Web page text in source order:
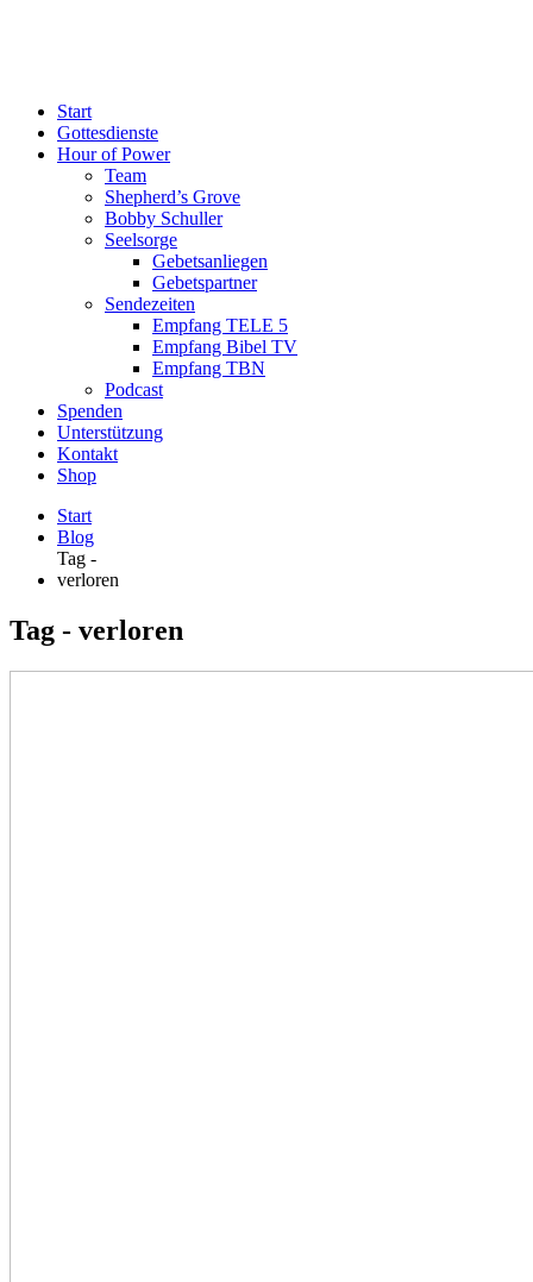
Start
Gottesdienste
Hour of Power
Team
Shepherd’s Grove
Bobby Schuller
Seelsorge
Gebetsanliegen
Gebetspartner
Sendezeiten
Empfang TELE 5
Empfang Bibel TV
Empfang TBN
Podcast
Spenden
Unterstützung
Kontakt
Shop
Start
Blog
Tag -
verloren
Tag - verloren